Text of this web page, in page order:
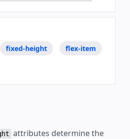
fixed-height flex-item
attributes determine the